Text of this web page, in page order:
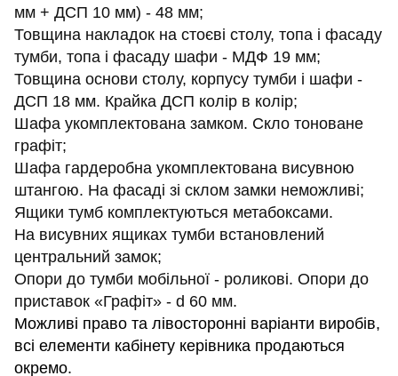
мм + ДСП 10 мм) - 48 мм;
Товщина накладок на стоєві столу, топа і фасаду
тумби, топа і фасаду шафи - МДФ 19 мм;
Товщина основи столу, корпусу тумби і шафи -
ДСП 18 мм. Крайка ДСП колір в колір;
Шафа укомплектована замком. Скло тоноване
графіт;
Шафа гардеробна укомплектована висувною
штангою. На фасаді зі склом замки неможливі;
Ящики тумб комплектуються метабоксами.
На висувних ящиках тумби встановлений
центральний замок;
Опори до тумби мобільної - роликові. Опори до
приставок «Графіт» - d 60 мм.
Можливі право та лівосторонні варіанти виробів,
всі елементи кабінету керівника продаються
окремо.